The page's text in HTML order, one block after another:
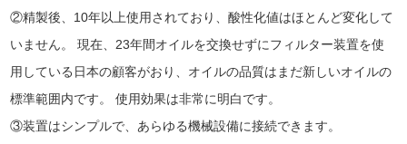
②精製後、10年以上使用されており、酸性化値はほとんど変化して
いません。 現在、23年間オイルを交換せずにフィルター装置を使
用している日本の顧客がおり、オイルの品質はまだ新しいオイルの
標準範囲内です。 使用効果は非常に明白です。
③装置はシンプルで、あらゆる機械設備に接続できます。